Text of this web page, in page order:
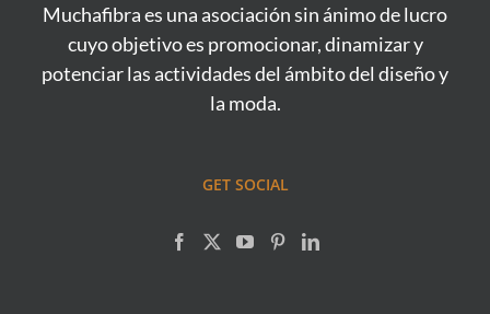
Muchafibra es una asociación sin ánimo de lucro
cuyo objetivo es promocionar, dinamizar y
potenciar las actividades del ámbito del diseño y
la moda.
GET SOCIAL